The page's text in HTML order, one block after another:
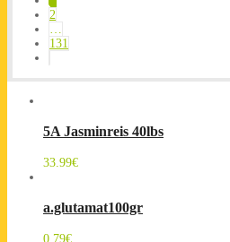
2
…
131
5A Jasminreis 40lbs
33.99€
a.glutamat100gr
0.79€